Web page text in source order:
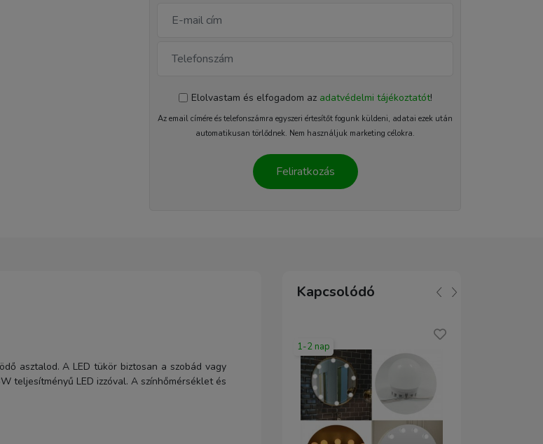
Elolvastam és elfogadom az adatvédelmi tájékoztatót!
Az email címére és telefonszámra egyszeri értesítőt fogunk küldeni, adatai ezek után
automatikusan törlődnek. Nem használjuk marketing célokra.
Feliratkozás
asztalod. A LED tükör biztosan a szobád vagy
teljesítményű LED izzóval. A színhőmérséklet és
Kapcsolódó
1-2 nap